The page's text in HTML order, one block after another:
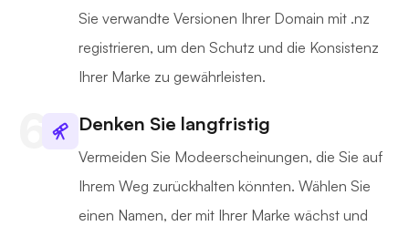
Sie verwandte Versionen Ihrer Domain mit .nz
registrieren, um den Schutz und die Konsistenz
Ihrer Marke zu gewährleisten.
Denken Sie langfristig
Vermeiden Sie Modeerscheinungen, die Sie auf
Ihrem Weg zurückhalten könnten. Wählen Sie
einen Namen, der mit Ihrer Marke wächst und